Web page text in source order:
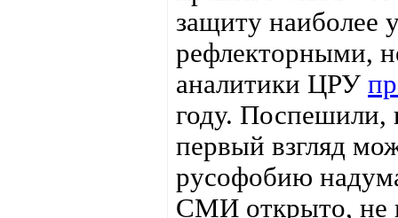
защиту наиболее
рефлекторными,
аналитики ЦРУ
году. Поспешили,
первый взгляд
русофобию
СМИ открыто, не